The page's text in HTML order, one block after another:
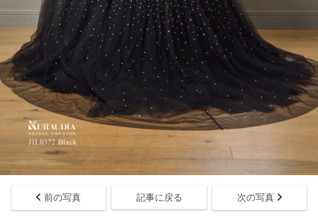
前の写真 記事に戻る 次の写真